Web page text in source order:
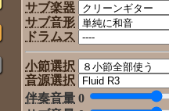
サブ楽器
サブ音形
ドラムス
小節選択
音源選択
伴奏音量 0